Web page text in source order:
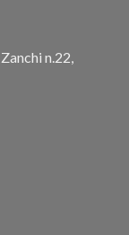
n.22,